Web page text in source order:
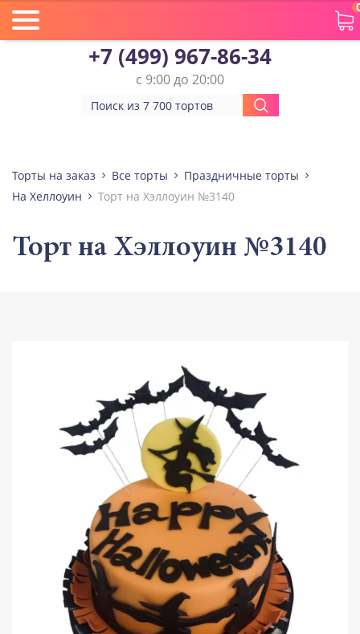
+7 (499) 967-86-34
с 9:00 до 20:00
Торты на заказ Все торты
Праздничные торты
На Хеллоуин
Торт на Хэллоуин №3140
Торт на Хэллоуин №3140